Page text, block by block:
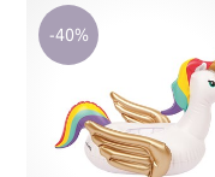
-40%